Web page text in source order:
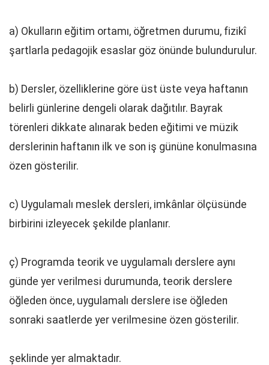
a) Okulların eğitim ortamı, öğretmen durumu, fizikî
şartlarla pedagojik esaslar göz önünde bulundurulur.
b) Dersler, özelliklerine göre üst üste veya haftanın
belirli günlerine dengeli olarak dağıtılır. Bayrak
törenleri dikkate alınarak beden eğitimi ve müzik
derslerinin haftanın ilk ve son iş gününe konulmasına
özen gösterilir.
c) Uygulamalı meslek dersleri, imkânlar ölçüsünde
birbirini izleyecek şekilde planlanır.
ç) Programda teorik ve uygulamalı derslere aynı
günde yer verilmesi durumunda, teorik derslere
öğleden önce, uygulamalı derslere ise öğleden
sonraki saatlerde yer verilmesine özen gösterilir.
şeklinde yer almaktadır.